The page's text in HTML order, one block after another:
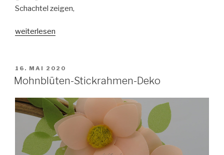
Schachtel zeigen,
„Mohnblüten-
weiterlesen
VERÖFFENTLICHT
AM
16. MAI 2020
Mohnblüten-Stickrahmen-Deko